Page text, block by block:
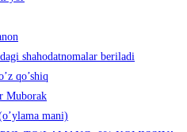
shahodatnomalar beriladi
qo’shiq
Muborak
mani)